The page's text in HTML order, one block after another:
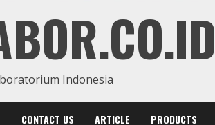
Indonesia
CONTACT US ARTICLE PRODUCTS